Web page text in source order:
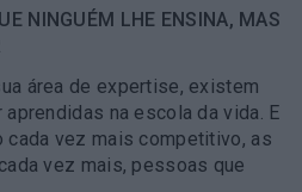
NINGUÉM LHE ENSINA, MAS
área de expertise, existem
na escola da vida. E
cada vez mais competitivo, as
vez mais, pessoas que